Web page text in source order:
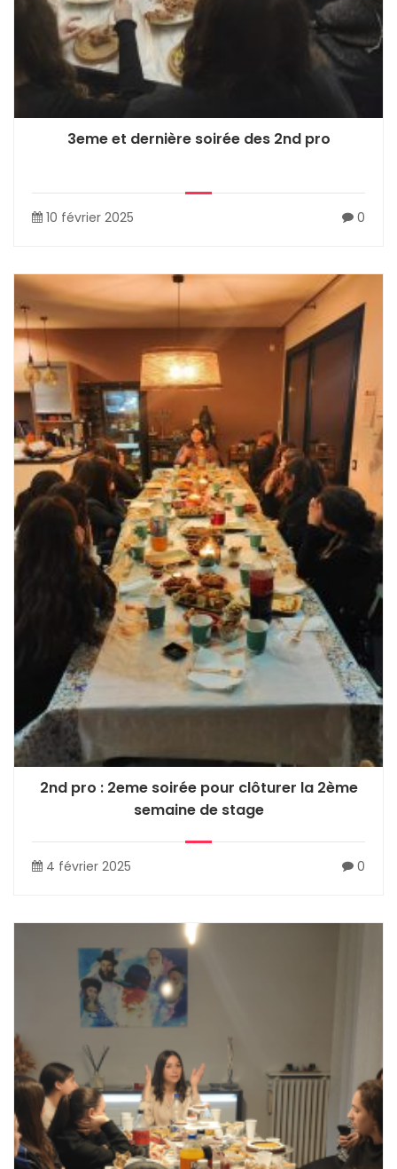
3eme et dernière soirée des 2nd pro
10 février 2025 0
2nd pro : 2eme soirée pour clôturer la 2ème
semaine de stage
4 février 2025 0